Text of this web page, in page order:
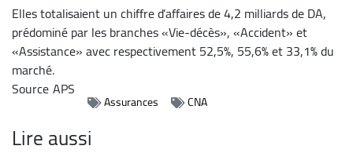
Elles totalisaient un chiffre d’affaires de 4,2 milliards de DA,
prédominé par les branches «Vie-décès», «Accident» et
«Assistance» avec respectivement 52,5%, 55,6% et 33,1% du
marché.
SourceAPS
Assurances CNA
Lire aussi